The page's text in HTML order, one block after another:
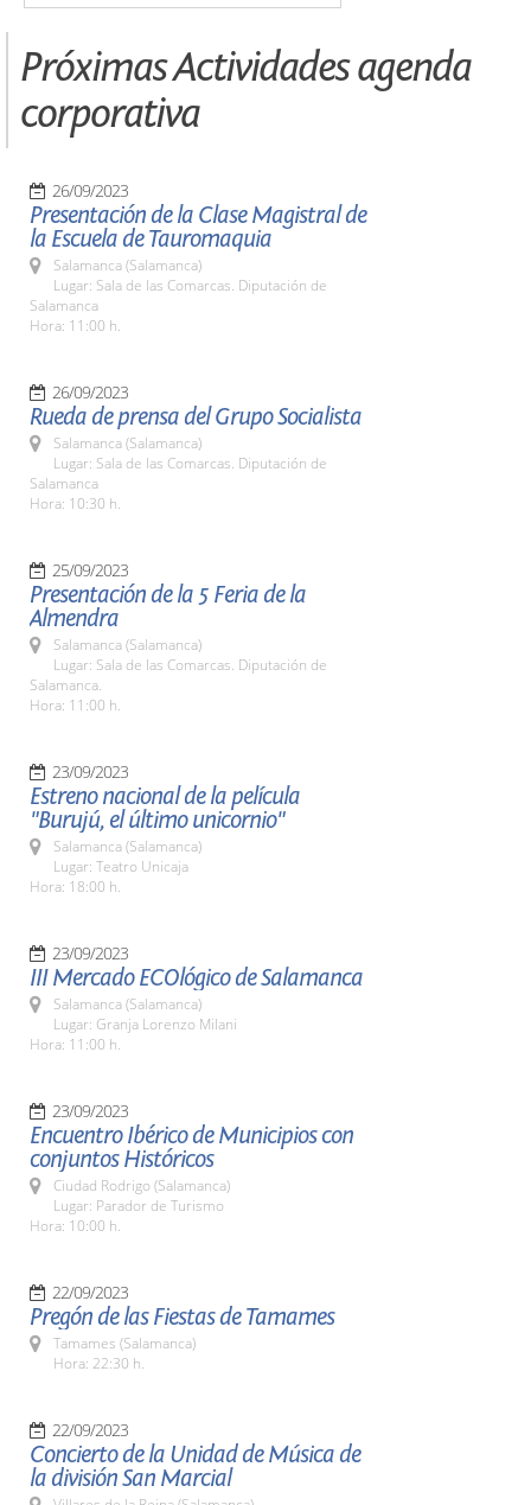
Próximas Actividades agenda
corporativa
26/09/2023
Presentación de la Clase Magistral de
la Escuela de Tauromaquia
Salamanca (Salamanca)
Lugar: Sala de las Comarcas. Diputación de
Salamanca
Hora: 11:00 h.
26/09/2023
Rueda de prensa del Grupo Socialista
Salamanca (Salamanca)
Lugar: Sala de las Comarcas. Diputación de
Salamanca
Hora: 10:30 h.
25/09/2023
Presentación de la 5 Feria de la
Almendra
Salamanca (Salamanca)
Lugar: Sala de las Comarcas. Diputación de
Salamanca.
Hora: 11:00 h.
23/09/2023
Estreno nacional de la película
"Burujú, el último unicornio"
Salamanca (Salamanca)
Lugar: Teatro Unicaja
Hora: 18:00 h.
23/09/2023
III Mercado ECOlógico de Salamanca
Salamanca (Salamanca)
Lugar: Granja Lorenzo Milani
Hora: 11:00 h.
23/09/2023
Encuentro Ibérico de Municipios con
conjuntos Históricos
Ciudad Rodrigo (Salamanca)
Lugar: Parador de Turismo
Hora: 10:00 h.
22/09/2023
Pregón de las Fiestas de Tamames
Tamames (Salamanca)
Hora: 22:30 h.
22/09/2023
Concierto de la Unidad de Música de
la división San Marcial